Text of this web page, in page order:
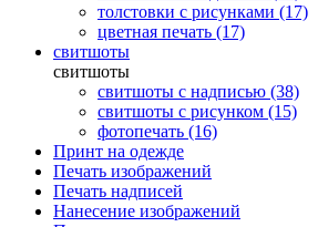
толстовки с рисунками (17)
цветная печать (17)
свитшоты
свитшоты
свитшоты с надписью (38)
свитшоты с рисунком (15)
фотопечать (16)
Принт на одежде
Печать изображений
Печать надписей
Нанесение изображений